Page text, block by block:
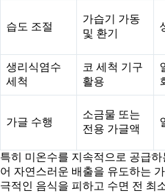
습도 조절
가습기 가동
및 환기
생리식염수
세척
코 세척 기구
활용
가글 수행
소금물 또는
전용 가글액
특히 미온수를 지속적으로 공급
어 자연스러운 배출을 유도하는
극적인 음식을 피하고 수면 전 최